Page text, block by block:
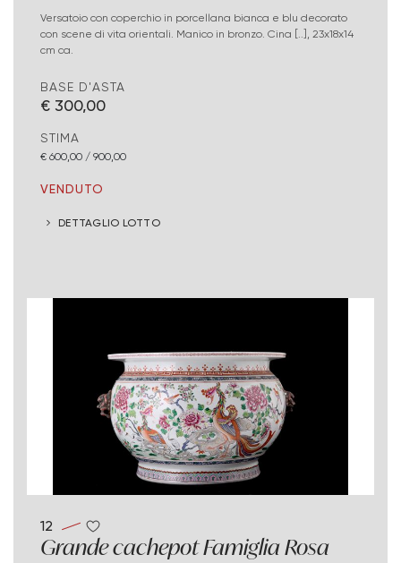
Versatoio con coperchio in porcellana bianca e blu decorato
con scene di vita orientali. Manico in bronzo. Cina [..], 23x18x14
cm ca.
BASE D'ASTA
€ 300,00
STIMA
€ 600,00 / 900,00
VENDUTO
DETTAGLIO LOTTO
12
Grande cachepot Famiglia Rosa